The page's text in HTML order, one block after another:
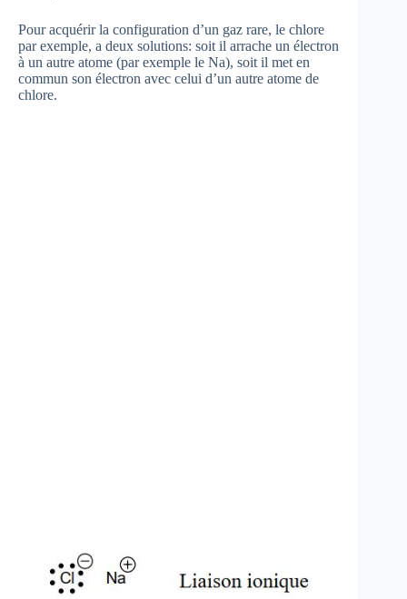
Pour acquérir la configuration d’un gaz rare, le chlore
par exemple, a deux solutions: soit il arrache un électron
à un autre atome (par exemple le Na), soit il met en
commun son électron avec celui d’un autre atome de
chlore.